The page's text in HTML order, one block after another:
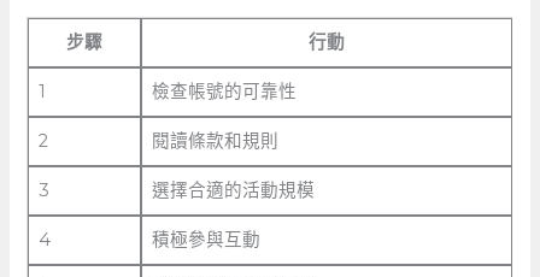
步驟 行動
1 檢查帳號的可靠性
2 閱讀條款和規則
3 選擇合適的活動規模
4 積極參與互動